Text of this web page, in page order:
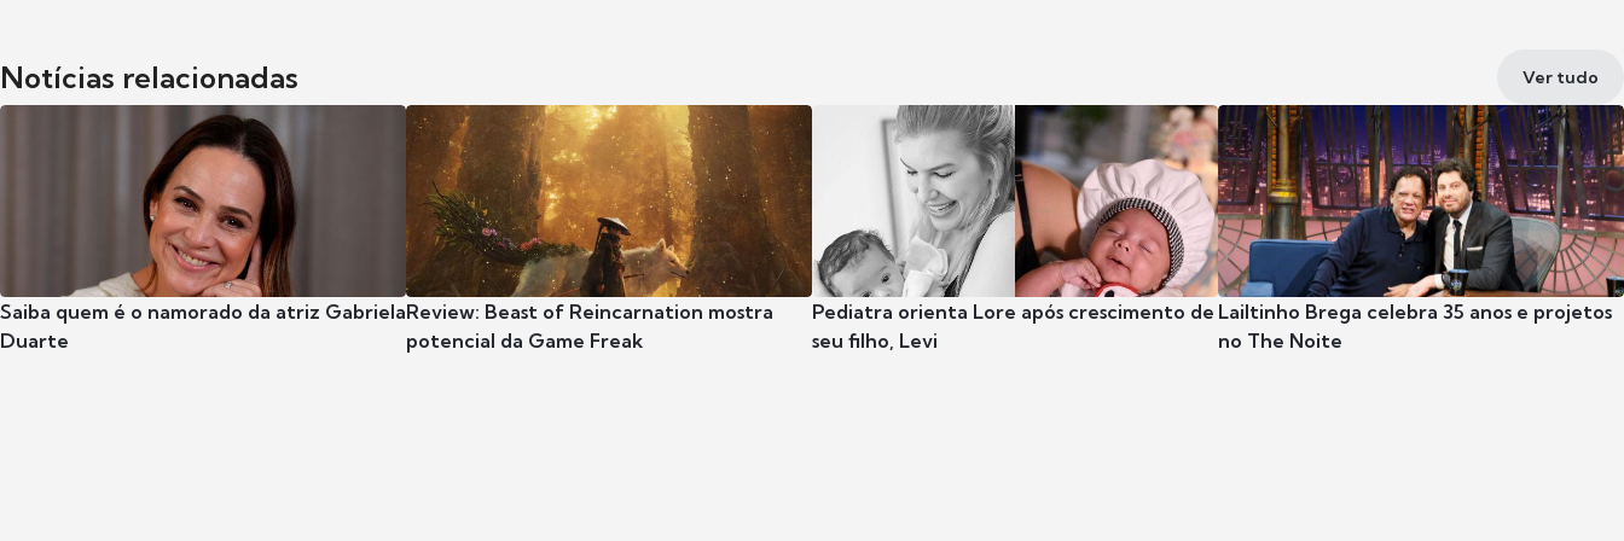
Notícias relacionadas Ver tudo
Saiba quem é o namorado da atriz Gabriela
Duarte
Review: Beast of Reincarnation mostra
potencial da Game Freak
Pediatra orienta Lore após crescimento de
seu filho, Levi
Lailtinho Brega celebra 35 anos e projetos
no The Noite